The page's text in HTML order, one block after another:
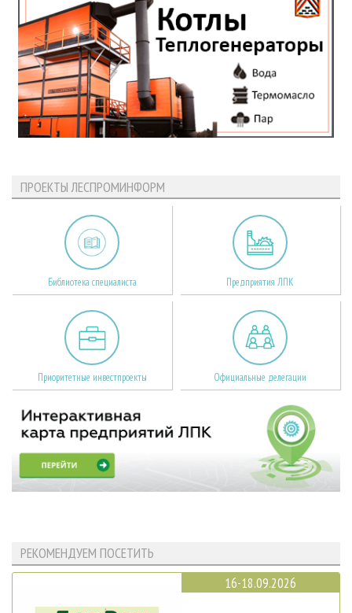
ПРОЕКТЫ ЛЕСПРОМИНФОРМ
Библиотека специалиста Предприятия ЛПК
Приоритетные инвестпроекты Официальные делегации
РЕКОМЕНДУЕМ ПОСЕТИТЬ
16-18.09.2026